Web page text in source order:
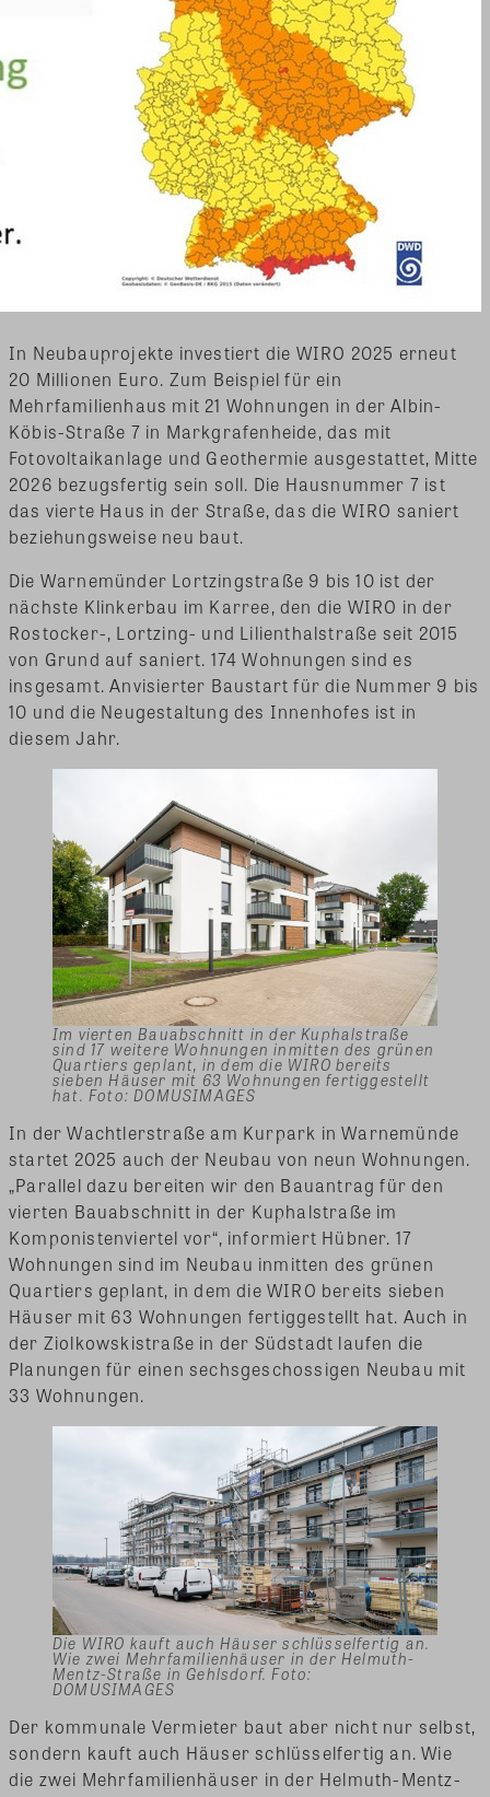
In Neubauprojekte investiert die WIRO 2025 erneut
20 Millionen Euro. Zum Beispiel für ein
Mehrfamilienhaus mit 21 Wohnungen in der Albin-
Köbis-Straße 7 in Markgrafenheide, das mit
Fotovoltaikanlage und Geothermie ausgestattet, Mitte
2026 bezugsfertig sein soll. Die Hausnummer 7 ist
das vierte Haus in der Straße, das die WIRO saniert
beziehungsweise neu baut.
Die Warnemünder Lortzingstraße 9 bis 10 ist der
nächste Klinkerbau im Karree, den die WIRO in der
Rostocker-, Lortzing- und Lilienthalstraße seit 2015
von Grund auf saniert. 174 Wohnungen sind es
insgesamt. Anvisierter Baustart für die Nummer 9 bis
10 und die Neugestaltung des Innenhofes ist in
diesem Jahr.
Im vierten Bauabschnitt in der Kuphalstraße
sind 17 weitere Wohnungen inmitten des grünen
Quartiers geplant, in dem die WIRO bereits
sieben Häuser mit 63 Wohnungen fertiggestellt
hat. Foto: DOMUSIMAGES
In der Wachtlerstraße am Kurpark in Warnemünde
startet 2025 auch der Neubau von neun Wohnungen.
„Parallel dazu bereiten wir den Bauantrag für den
vierten Bauabschnitt in der Kuphalstraße im
Komponistenviertel vor“, informiert Hübner. 17
Wohnungen sind im Neubau inmitten des grünen
Quartiers geplant, in dem die WIRO bereits sieben
Häuser mit 63 Wohnungen fertiggestellt hat. Auch in
der Ziolkowskistraße in der Südstadt laufen die
Planungen für einen sechsgeschossigen Neubau mit
33 Wohnungen.
Die WIRO kauft auch Häuser schlüsselfertig an.
Wie zwei Mehrfamilienhäuser in der Helmuth-
Mentz-Straße in Gehlsdorf. Foto:
DOMUSIMAGES
Der kommunale Vermieter baut aber nicht nur selbst,
sondern kauft auch Häuser schlüsselfertig an. Wie
die zwei Mehrfamilienhäuser in der Helmuth-Mentz-